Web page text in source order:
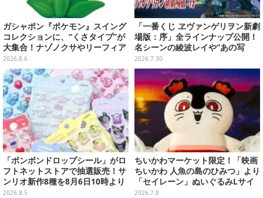
ガシャポン『ポケモン』スイング
コレクションに、“くさタイプ”が
大集合！ナゾノクサやリーフィア
など全5種が仲間入り
2026.8.6
「一番くじ ヱヴァンゲリヲン新劇
場版：序」全ラインナップ公開！
名シーンの綾波レイや“あの写
真”の葛城ミサトフィギュアほ
か、場面写クリアファイルなど
2026.7.30
「ボンボンドロップシール」がロ
フトネットストアで抽選販売！サ
ンリオ新作8種を8月6日10時より
受付開始
2026.8.5
ちいかわマーケット限定！「映画
ちいかわ 人魚の島のひみつ」より
「セイレーン」ぬいぐるみLサイ
ズが7月24日より予約開始
2026.7.8